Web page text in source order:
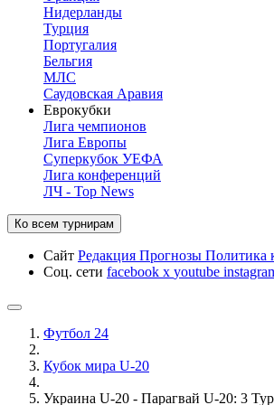
Нидерланды
Турция
Португалия
Бельгия
МЛС
Саудовская Аравия
Еврокубки
Лига чемпионов
Лига Европы
Суперкубок УЕФА
Лига конференций
ЛЧ - Top News
Ко всем турнирам
Сайт Редакция Прогнозы Политика
Соц. сети facebook x youtube
Футбол 24
Кубок мира U-20
Украина U-20 - Парагвай U-20: 3 Тур